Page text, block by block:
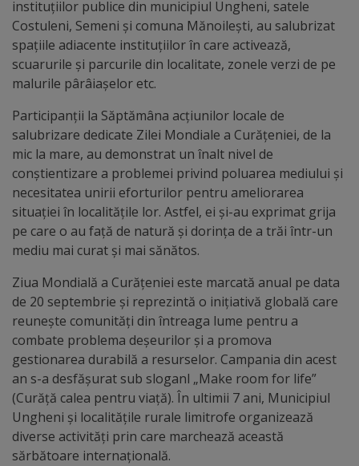
sculpturilor)
Monumente
arhitecturale
Personalități
marcante
Sportivi
de
performanță
Orașul
în
imagini
Galerie
video
instituțiilor publice din municipiul Ungheni, satele
Costuleni, Semeni și comuna Mănoilești, au salubrizat
spațiile adiacente instituțiilor în care activează,
scuarurile și parcurile din localitate, zonele verzi de pe
malurile pârâiașelor etc.
Participanții la Săptămâna acțiunilor locale de
salubrizare dedicate Zilei Mondiale a Curățeniei, de la
mic la mare, au demonstrat un înalt nivel de
conștientizare a problemei privind poluarea mediului și
necesitatea unirii eforturilor pentru ameliorarea
situației în localitățile lor. Astfel, ei și-au exprimat grija
pe care o au față de natură și dorința de a trăi într-un
mediu mai curat și mai sănătos.
Ziua Mondială a Curățeniei este marcată anual pe data
de 20 septembrie și reprezintă o inițiativă globală care
reunește comunități din întreaga lume pentru a
combate problema deșeurilor și a promova
gestionarea durabilă a resurselor. Campania din acest
an s-a desfășurat sub sloganl „Make room for life”
(Curăță calea pentru viață). În ultimii 7 ani, Municipiul
Ungheni și localitățile rurale limitrofe organizează
diverse activități prin care marchează această
sărbătoare internațională.